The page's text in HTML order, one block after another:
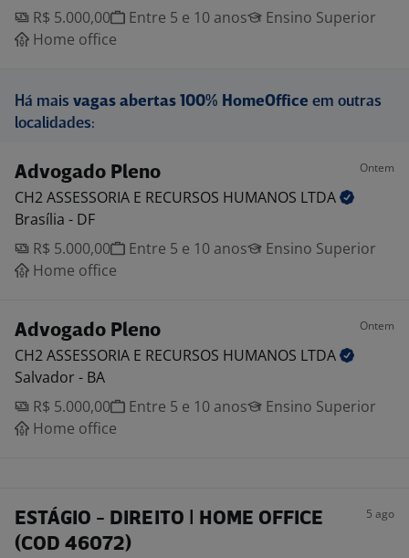
R$ 5.000,00
Entre 5 e 10 anos
Ensino Superior
Home office
Há mais vagas abertas 100% HomeOffice em outras
localidades:
Advogado Pleno Ontem
CH2 ASSESSORIA E RECURSOS HUMANOS LTDA
Brasília - DF
R$ 5.000,00
Entre 5 e 10 anos
Ensino Superior
Home office
Advogado Pleno Ontem
CH2 ASSESSORIA E RECURSOS HUMANOS LTDA
Salvador - BA
R$ 5.000,00
Entre 5 e 10 anos
Ensino Superior
Home office
ESTÁGIO - DIREITO | HOME OFFICE
(COD 46072)
5 ago